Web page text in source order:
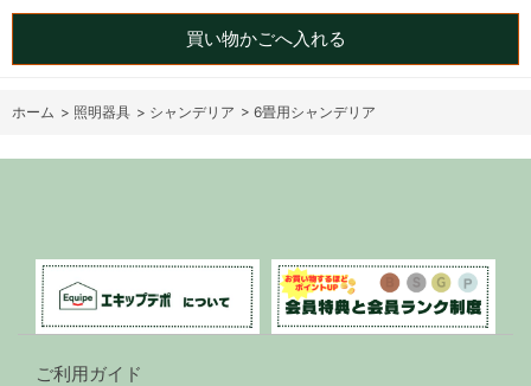
買い物かごへ入れる
ホーム > 照明器具 > シャンデリア > 6畳用シャンデリア
ご利用ガイド